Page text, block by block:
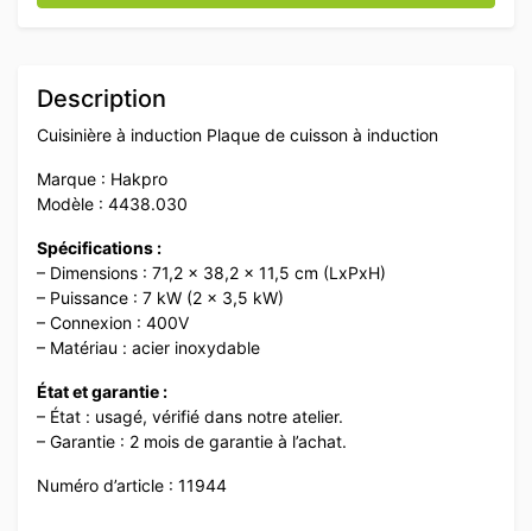
Description
Cuisinière à induction Plaque de cuisson à induction
Marque : Hakpro
Modèle : 4438.030
Spécifications :
– Dimensions : 71,2 x 38,2 x 11,5 cm (LxPxH)
– Puissance : 7 kW (2 x 3,5 kW)
– Connexion : 400V
– Matériau : acier inoxydable
État et garantie :
– État : usagé, vérifié dans notre atelier.
– Garantie : 2 mois de garantie à l’achat.
Numéro d’article : 11944